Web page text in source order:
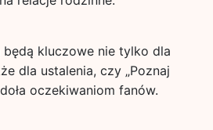
będą kluczowe nie tylko dla
dla ustalenia, czy „Poznaj
oczekiwaniom fanów.